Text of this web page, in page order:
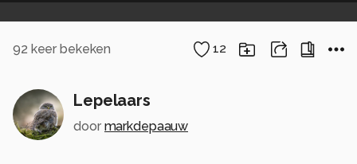
92 keer bekeken 12
Lepelaars
door markdepaauw